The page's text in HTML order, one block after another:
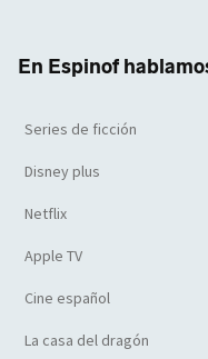
En Espinof
Series de ficción
Disney plus
Netflix
Apple TV
Cine español
La casa del dragón